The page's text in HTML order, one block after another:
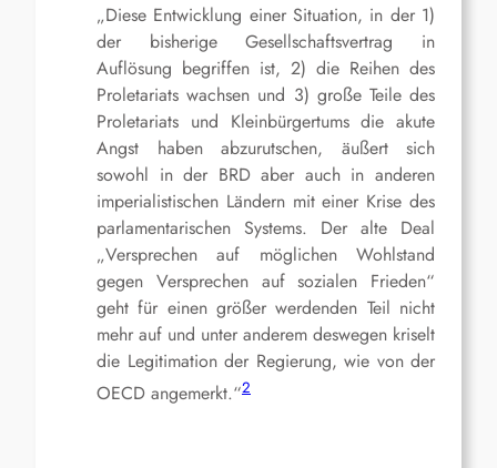
„Diese Entwicklung einer Situation, in der 1)
der bisherige Gesellschaftsvertrag in
Auflösung begriffen ist, 2) die Reihen des
Proletariats wachsen und 3) große Teile des
Proletariats und Kleinbürgertums die akute
Angst haben abzurutschen, äußert sich
sowohl in der BRD aber auch in anderen
imperialistischen Ländern mit einer Krise des
parlamentarischen Systems. Der alte Deal
„Versprechen auf möglichen Wohlstand
gegen Versprechen auf sozialen Frieden“
geht für einen größer werdenden Teil nicht
mehr auf und unter anderem deswegen kriselt
die Legitimation der Regierung, wie von der
OECD angemerkt.“2